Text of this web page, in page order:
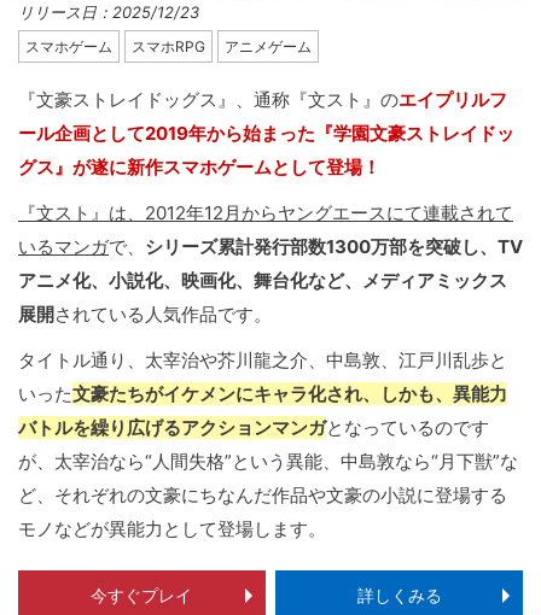
リリース日：2025/12/23
スマホゲーム スマホRPG アニメゲーム
『文豪ストレイドッグス』、通称『文スト』のエイプリルフ
ール企画として2019年から始まった『学園文豪ストレイドッ
グス』が遂に新作スマホゲームとして登場！
『文スト』は、2012年12月からヤングエースにて連載されて
いるマンガで、 シリーズ累計発行部数1300万部を突破し、TV
アニメ化、小説化、映画化、舞台化など、メディアミックス
展開されている人気作品です。
タイトル通り、太宰治や芥川龍之介、中島敦、江戸川乱歩と
いった文豪たちがイケメンにキャラ化され、しかも、異能力
バトルを繰り広げるアクションマンガとなっているのです
が、太宰治なら“人間失格”という異能、中島敦なら“月下獣”な
ど、それぞれの文豪にちなんだ作品や文豪の小説に登場する
モノなどが異能力として登場します。
今すぐプレイ 詳しくみる